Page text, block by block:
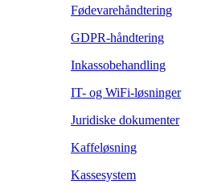
Fødevarehåndtering
GDPR-håndtering
Inkassobehandling
IT- og WiFi-løsninger
Juridiske dokumenter
Kaffeløsning
Kassesystem